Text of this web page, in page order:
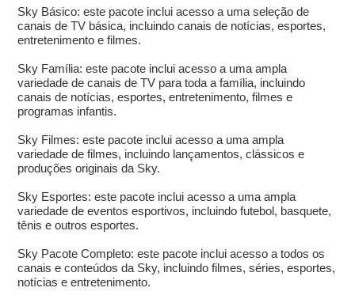
Sky Básico: este pacote inclui acesso a uma seleção de
canais de TV básica, incluindo canais de notícias, esportes,
entretenimento e filmes.
Sky Família: este pacote inclui acesso a uma ampla
variedade de canais de TV para toda a família, incluindo
canais de notícias, esportes, entretenimento, filmes e
programas infantis.
Sky Filmes: este pacote inclui acesso a uma ampla
variedade de filmes, incluindo lançamentos, clássicos e
produções originais da Sky.
Sky Esportes: este pacote inclui acesso a uma ampla
variedade de eventos esportivos, incluindo futebol, basquete,
tênis e outros esportes.
Sky Pacote Completo: este pacote inclui acesso a todos os
canais e conteúdos da Sky, incluindo filmes, séries, esportes,
notícias e entretenimento.